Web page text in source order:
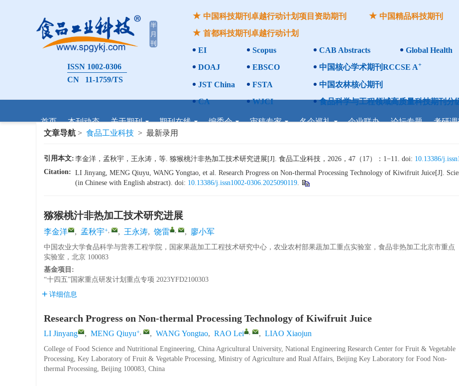
ISSN 1002-0306
CN 11-1759/TS
中国科技期刊卓越行动计划项目资助期刊
中国精品科技期刊
首都科技期刊卓越行动计划
EI
Scopus CAB Abstracts Global Health
DOAJ
EBSCO 中国核心学术期刊RCCSE A+
JST China FSTA 中国农林核心期刊
CA
WJCI 食品科学与工程领域高质量科技期刊分
首页 本刊动态 关于期刊 期刊在线 编委会 审稿专家 名企巡礼 企业联办 论坛专题 考研调
文章导航 > 食品工业科技 > 最新录用
引用本文: 李金洋，孟秋宇，王永涛，等. 猕猴桃汁非热加工技术研究进展[J]. 食品工业科技，2026，47（17）：1−11. doi: 10.13386/
Citation: LI Jinyang, MENG Qiuyu, WANG Yongtao, et al. Research Progress on Non-thermal Processing Technology of Kiwifruit Juice[J].
(in Chinese with English abstract). doi: 10.13386/j.issn1002-0306.2025090119.
猕猴桃汁非热加工技术研究进展
李金洋 , 孟秋宇+, , 王永涛, 饶雷 , , 廖小军
中国农业大学食品科学与营养工程学院，国家果蔬加工工程技术研究中心，农业农村部果蔬加工重点实验室，食品非热加工北京市重点
实验室，北京 100083
基金项目:
“十四五”国家重点研发计划重点专项 2023YFD2100303
详细信息
Research Progress on Non-thermal Processing Technology of Kiwifruit Juice
LI Jinyang , MENG Qiuyu+, , WANG Yongtao, RAO Lei , , LIAO Xiaojun
College of Food Science and Nutritional Engineering, China Agricultural University, National Engineering Research Center for Fruit & Vegetable
Processing, Key Laboratory of Fruit & Vegetable Processing, Ministry of Agriculture and Rual Affairs, Beijing Key Laboratory for Food Non-
thermal Processing, Beijing 100083, China